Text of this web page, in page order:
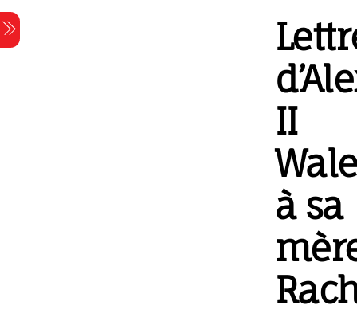
Skip
to
content
II
à sa